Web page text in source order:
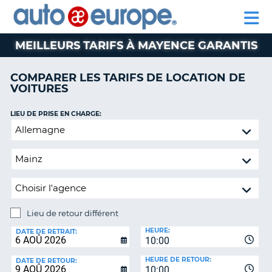
LOCATION
DE
VOITURES
CAMPING-
CAR
PARTENAIRE
SUPPORT
CLIENT
AUTO
EUROPE
LOCATION
DE
VOITURES
CAMPING-
PARTENAIRE
SUPPORT
COMPTE
MA
LANGUAGE
MEILLEURS TARIFS À MAYENCE GARANTIS
COMPARER LES TARIFS DE LOCATION DE
VOITURES
Lieu
retour
LIEU DE PRISE EN CHARGE:
Lieu de retour différent
DE
RETOUR:
DATE DE RETRAIT:
10:00
HEURE:
DATE DE RETOUR:
10:00
HEURE DE RETOUR: